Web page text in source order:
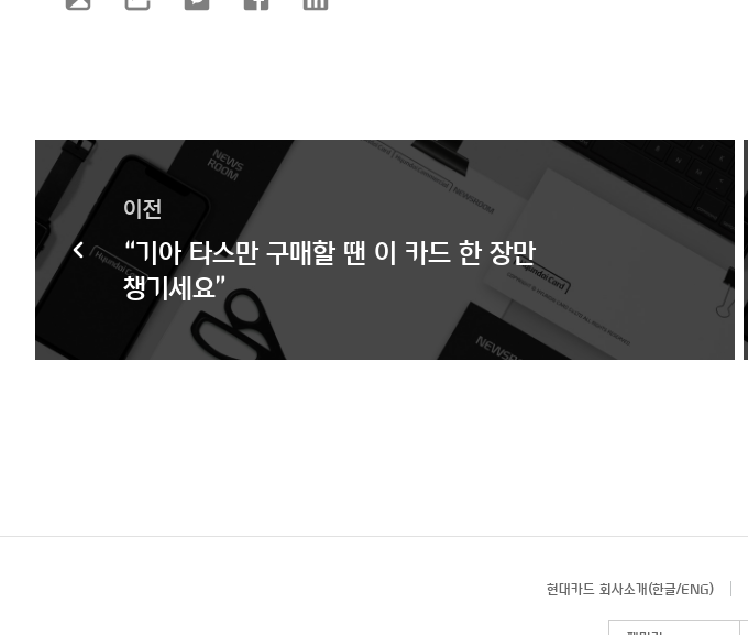
이전
“기아 타스만 구매할 땐 이 카드 한 장만
챙기세요”
현대카드 회사소개(한글/ENG)